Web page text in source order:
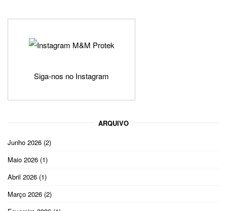
Siga-nos no Instagram
ARQUIVO
Junho 2026 (2)
Maio 2026 (1)
Abril 2026 (1)
Março 2026 (2)